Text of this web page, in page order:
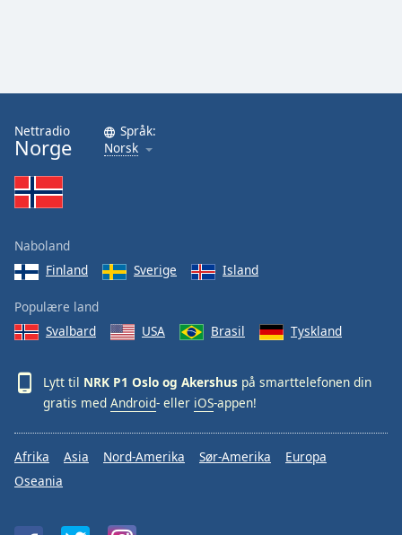
Nettradio
Norge
Språk:
Norsk
Naboland
Finland
Sverige Island
Populære land
Svalbard
USA Brasil Tyskland
Lytt til NRK P1 Oslo og Akershus på smarttelefonen din
gratis med Android- eller iOS-appen!
Afrika Asia Nord-Amerika Sør-Amerika
Europa
Oseania